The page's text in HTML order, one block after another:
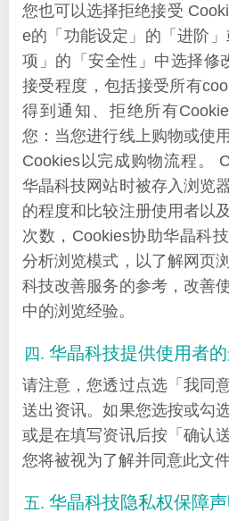
您也可以选择拒绝接受
e的「功能设定」的「进阶
项」的「安全性」中选择修
接受程度，包括接受所有
得到通知、拒绝所有
您：当您进行线上购物或使
Cookies以完成购物流程。
华晶科技网站时被存入浏览
的程度和比较注册使用者以
次数，Cookies协助华晶科
分析浏览模式，以了解网页
科技改善服务的参考，改善
中的浏览经验。
华晶科技提供使用者
请注意，您透过点选「我同
送出资讯。如果您选按或勾
或是在填写资讯后按「确认
您将被视为了解并同意此文
华晶科技隐私权保障